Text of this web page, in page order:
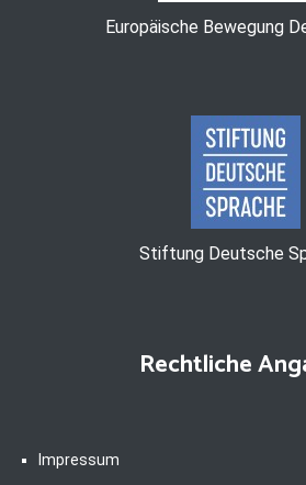
Europäische Bewegung
Stiftung Deutsche
Rechtliche
Impressum